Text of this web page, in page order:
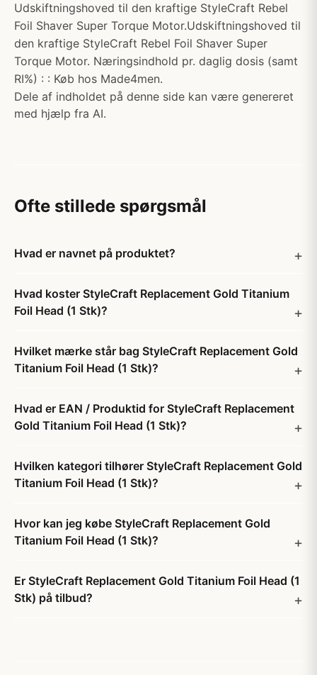
Udskiftningshoved til den kraftige StyleCraft Rebel
Foil Shaver Super Torque Motor.Udskiftningshoved til
den kraftige StyleCraft Rebel Foil Shaver Super
Torque Motor. Næringsindhold pr. daglig dosis (samt
RI%) : : Køb hos Made4men.
Dele af indholdet på denne side kan være genereret
med hjælp fra AI.
Ofte stillede spørgsmål
Hvad er navnet på produktet?
Hvad koster StyleCraft Replacement Gold Titanium
Foil Head (1 Stk)?
Hvilket mærke står bag StyleCraft Replacement Gold
Titanium Foil Head (1 Stk)?
Hvad er EAN / Produktid for StyleCraft Replacement
Gold Titanium Foil Head (1 Stk)?
Hvilken kategori tilhører StyleCraft Replacement Gold
Titanium Foil Head (1 Stk)?
Hvor kan jeg købe StyleCraft Replacement Gold
Titanium Foil Head (1 Stk)?
Er StyleCraft Replacement Gold Titanium Foil Head (1
Stk) på tilbud?